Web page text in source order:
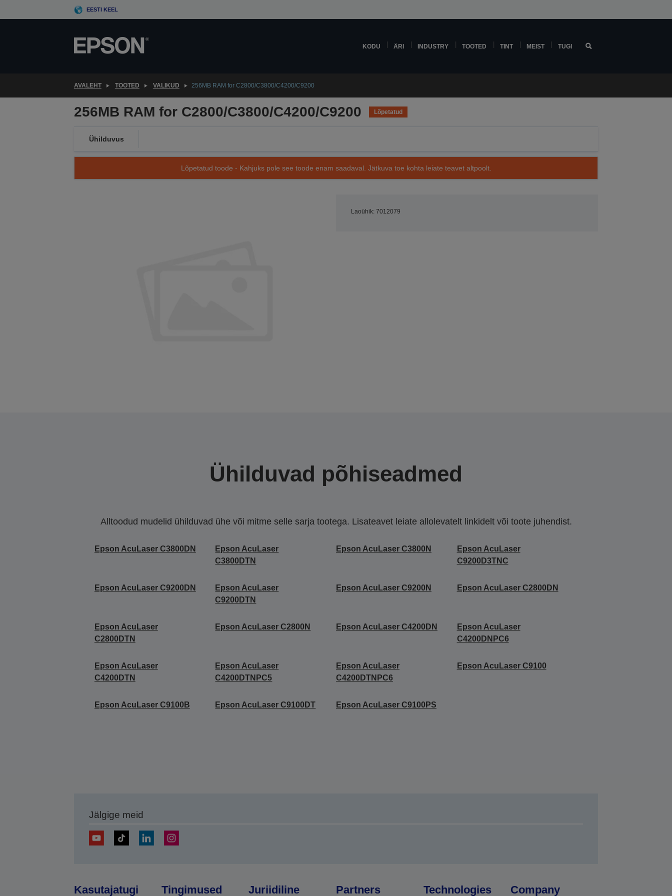
to
EESTI KEEL
KODU ÄRI INDUSTRY TOOTED TINT MEIST TUGI
AVALEHT TOOTED VALIKUD 256MB RAM for C2800/C3800/C4200/C9200
256MB RAM for C2800/C3800/C4200/C9200 Lõpetatud
Ühilduvus
Lõpetatud toode - Kahjuks pole see toode enam saadaval. Jätkuva toe kohta leiate teavet altpoolt.
Laoühik: 7012079
Ühilduvad põhiseadmed
Alltoodud mudelid ühilduvad ühe või mitme selle sarja tootega. Lisateavet leiate allolevatelt linkidelt või toote juhendist.
Epson AcuLaser C3800DN
Epson AcuLaser
C3800DTN
Epson AcuLaser C3800N
Epson AcuLaser
C9200D3TNC
Epson AcuLaser C9200DN
Epson AcuLaser
C9200DTN
Epson AcuLaser C9200N Epson AcuLaser C2800DN
Epson AcuLaser
C2800DTN
Epson AcuLaser C2800N Epson AcuLaser C4200DN
Epson AcuLaser
C4200DNPC6
Epson AcuLaser
C4200DTN
Epson AcuLaser
C4200DTNPC5
Epson AcuLaser
C4200DTNPC6
Epson AcuLaser C9100
Epson AcuLaser C9100B Epson AcuLaser C9100DT Epson AcuLaser C9100PS
Jälgige meid
Kasutajatugi Tingimused Juriidiline Partners Technologies Company